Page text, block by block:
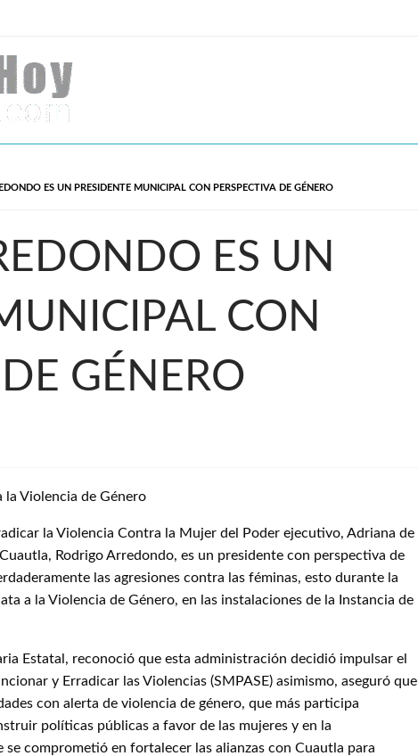
ES UN PRESIDENTE MUNICIPAL CON PERSPECTIVA DE GÉNERO
ES UN
CON
GÉNERO
Violencia de Género
la Violencia Contra la Mujer del Poder ejecutivo, Adriana de
Rodrigo Arredondo, es un presidente con perspectiva de
las agresiones contra las féminas, esto durante la
a la Violencia de Género, en las instalaciones de la Instancia de
Estatal, reconoció que esta administración decidió impulsar el
y Erradicar las Violencias (SMPASE) asimismo, aseguró que
con alerta de violencia de género, que más participa
políticas públicas a favor de las mujeres y en la
comprometió en fortalecer las alianzas con Cuautla para